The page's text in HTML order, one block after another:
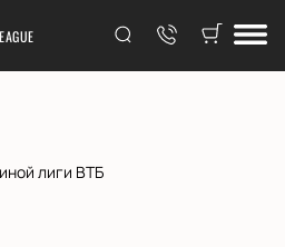
лиги ВТБ